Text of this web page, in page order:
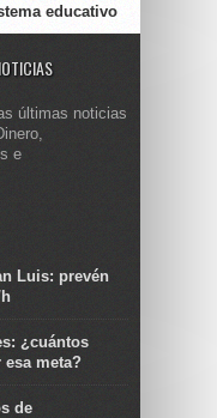
educativo
últimas noticias
e
Luis: prevén
¿cuántos
meta?
de